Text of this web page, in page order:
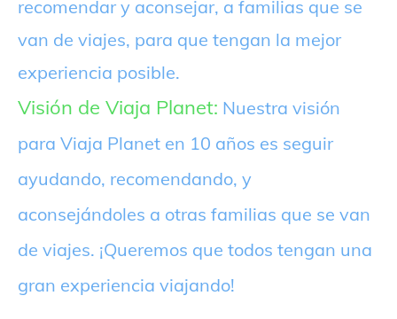
recomendar y aconsejar, a familias que se
van de viajes, para que tengan la mejor
experiencia posible.
Visión de Viaja Planet: Nuestra visión
para Viaja Planet en 10 años es seguir
ayudando, recomendando, y
aconsejándoles a otras familias que se van
de viajes. ¡Queremos que todos tengan una
gran experiencia viajando!